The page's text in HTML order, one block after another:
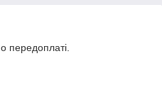
передоплаті.